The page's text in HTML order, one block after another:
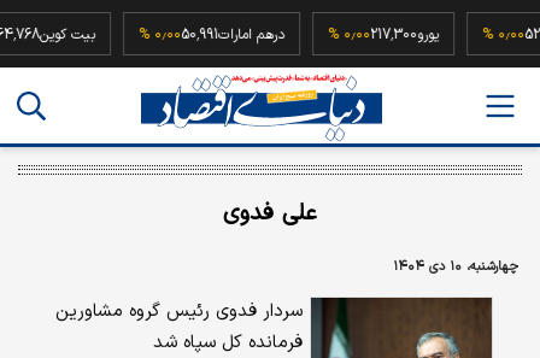
یورو217,300 درهم امارات50,991 بیت
علی فدوی
چهارشنبه، ۱۰ دی ۱۴۰۴
سردار فدوی رئیس گروه مشاورین
فرمانده کل سپاه شد